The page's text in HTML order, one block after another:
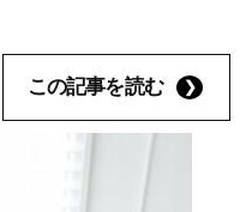
この記事を読む